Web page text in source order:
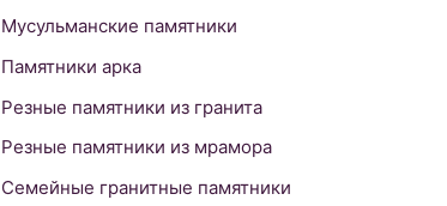
Мусульманские памятники
Памятники арка
Резные памятники из гранита
Резные памятники из мрамора
Семейные гранитные памятники